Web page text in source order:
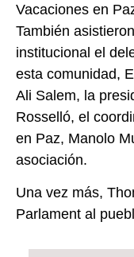
Vacaciones en
También
institucional el
esta comunidad,
Ali Salem, la
Rosselló, el
en Paz, Manolo
asociación.
Una vez más,
Parlament al